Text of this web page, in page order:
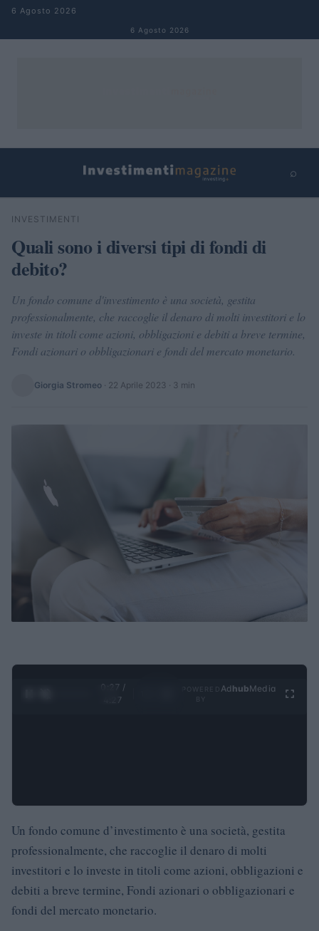
Salta al contenuto
6 Agosto 2026
6 Agosto 2026
⌕
Cerca
INVESTIMENTI
Quali sono i diversi tipi di fondi di
debito?
Un fondo comune d'investimento è una società, gestita
professionalmente, che raccoglie il denaro di molti investitori e lo
investe in titoli come azioni, obbligazioni e debiti a breve termine,
Fondi azionari o obbligazionari e fondi del mercato monetario.
Giorgia Stromeo · 22 Aprile 2023 · 3 min
0:28 /
4:27
Ad hubMedia
Un fondo comune d’investimento è una società, gestita
professionalmente, che raccoglie il denaro di molti
investitori e lo investe in titoli come azioni, obbligazioni e
debiti a breve termine, Fondi azionari o obbligazionari e
fondi del mercato monetario.